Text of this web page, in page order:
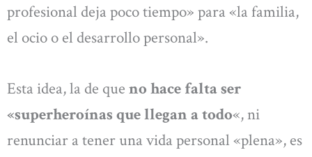
profesional deja poco tiempo» para «la familia,
el ocio o el desarrollo personal».
Esta idea, la de que no hace falta ser
«superheroínas que llegan a todo«, ni
renunciar a tener una vida personal «plena», es